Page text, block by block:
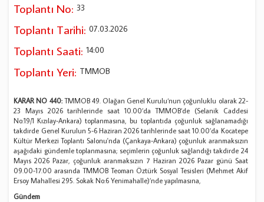
Toplantı No: 33
Toplantı Tarihi: 07.03.2026
Toplantı Saati: 14:00
Toplantı Yeri: TMMOB
KARAR NO 440:TMMOB 49. Olağan Genel Kurulu‘nun çoğunluklu olarak 22-
23 Mayıs 2026 tarihlerinde saat 10.00’da TMMOB’de (Selanik Caddesi
No:19/1 Kızılay-Ankara) toplanmasına, bu toplantıda çoğunluk sağlanamadığı
takdirde Genel Kurulun 5-6 Haziran 2026 tarihlerinde saat 10.00’da Kocatepe
Kültür Merkezi Toplantı Salonu'nda (Çankaya-Ankara) çoğunluk aranmaksızın
aşağıdaki gündemle toplanmasına; seçimlerin çoğunluk sağlandığı takdirde 24
Mayıs 2026 Pazar, çoğunluk aranmaksızın 7 Haziran 2026 Pazar günü Saat
09.00-17.00 arasında TMMOB Teoman Öztürk Sosyal Tesisleri (Mehmet Akif
Ersoy Mahallesi 295. Sokak No:6 Yenimahalle)’nde yapılmasına,
Gündem